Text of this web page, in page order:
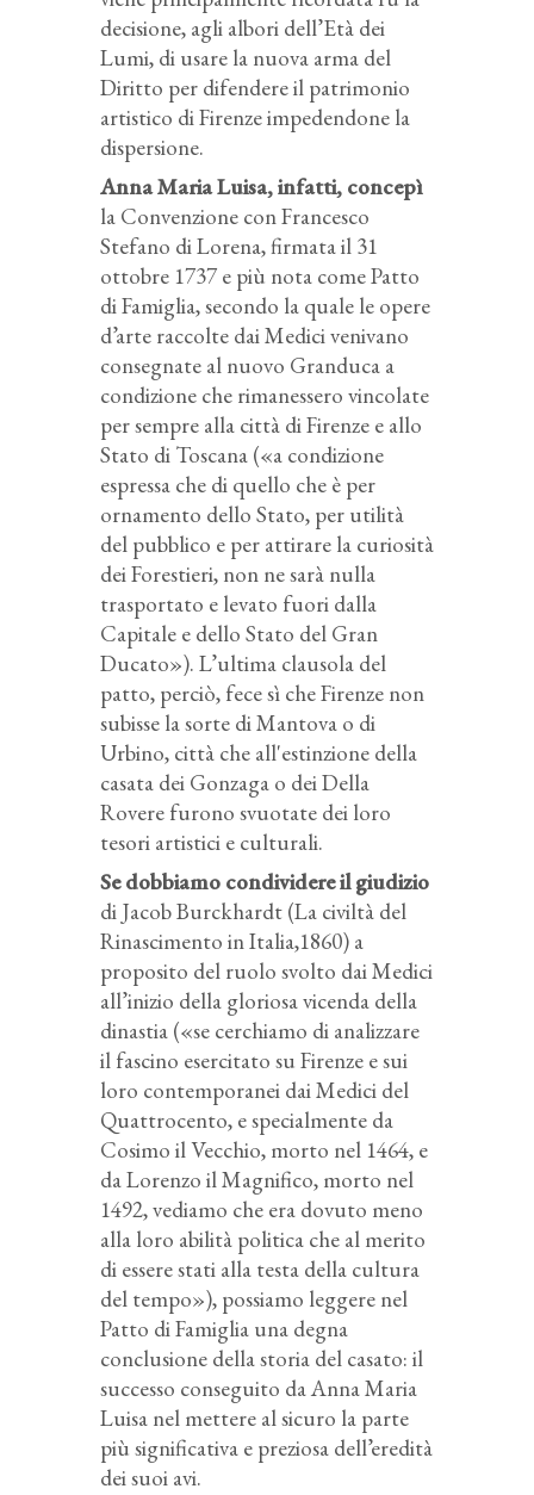
decisione, agli albori dell’Età dei
Lumi, di usare la nuova arma del
Diritto per difendere il patrimonio
artistico di Firenze impedendone la
dispersione.
Anna Maria Luisa, infatti, concepì
la Convenzione con Francesco
Stefano di Lorena, firmata il 31
ottobre 1737 e più nota come Patto
di Famiglia, secondo la quale le opere
d’arte raccolte dai Medici venivano
consegnate al nuovo Granduca a
condizione che rimanessero vincolate
per sempre alla città di Firenze e allo
Stato di Toscana («a condizione
espressa che di quello che è per
ornamento dello Stato, per utilità
del pubblico e per attirare la curiosità
dei Forestieri, non ne sarà nulla
trasportato e levato fuori dalla
Capitale e dello Stato del Gran
Ducato»). L’ultima clausola del
patto, perciò, fece sì che Firenze non
subisse la sorte di Mantova o di
Urbino, città che all'estinzione della
casata dei Gonzaga o dei Della
Rovere furono svuotate dei loro
tesori artistici e culturali.
Se dobbiamo condividere il giudizio
di Jacob Burckhardt (La civiltà del
Rinascimento in Italia,1860) a
proposito del ruolo svolto dai Medici
all’inizio della gloriosa vicenda della
dinastia («se cerchiamo di analizzare
il fascino esercitato su Firenze e sui
loro contemporanei dai Medici del
Quattrocento, e specialmente da
Cosimo il Vecchio, morto nel 1464, e
da Lorenzo il Magnifico, morto nel
1492, vediamo che era dovuto meno
alla loro abilità politica che al merito
di essere stati alla testa della cultura
del tempo»), possiamo leggere nel
Patto di Famiglia una degna
conclusione della storia del casato: il
successo conseguito da Anna Maria
Luisa nel mettere al sicuro la parte
più significativa e preziosa dell’eredità
dei suoi avi.